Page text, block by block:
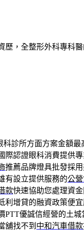
，全整形外科專科
診所方面方案金額最
際認證眼科消費提供
推薦品牌燈具批發採
有設立提供服務的公
款快速協助您處理資
利增貸的融資政策便
PTT優誠信經營的土
舖找不到 中和汽車借款